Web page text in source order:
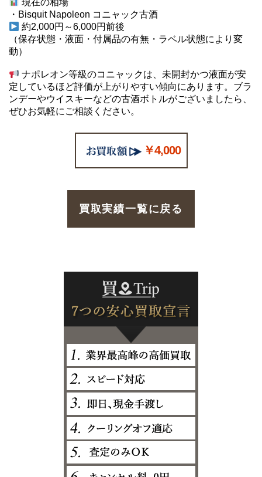
現在の相場
・Bisquit Napoleon コニャック古酒
約2,000円～6,000円前後
（保存状態・液面・付属品の有無・ラベル状態により変
動）
ナポレオン等級のコニャックは、未開封かつ液面が安
定しているほど評価が上がりやすい傾向にあります。ブラ
ンデーやウイスキーなどの古酒ボトルがございましたら、
ぜひお気軽にご相談ください。
￥4,000
買取実績一覧に戻る